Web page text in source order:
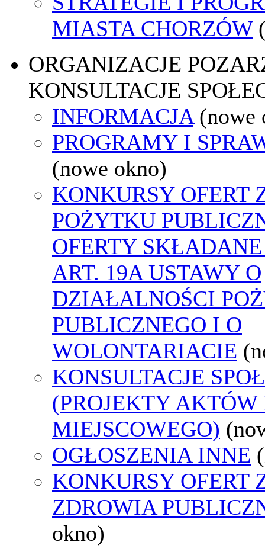
MIASTA CHORZÓW
ORGANIZACJE
KONSULTACJE
INFORMACJA (nowe
PROGRAMY I
(nowe okno)
KONKURSY OFERT
POŻYTKU
OFERTY
ART. 19A USTAWY O
DZIAŁALNOŚCI
PUBLICZNEGO I O
WOLONTARIACIE
KONSULTACJE
(PROJEKTY AKTÓW
MIEJSCOWEGO)
OGŁOSZENIA INNE
KONKURSY OFERT
ZDROWIA
okno)